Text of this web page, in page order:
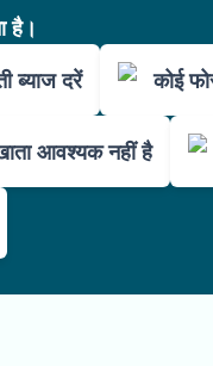
है।
ब्याज दरें कोई
आवश्यक नहीं है